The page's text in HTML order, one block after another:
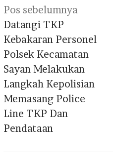
Navigasi
pos
Pos sebelumnya
Datangi TKP
Kebakaran Personel
Polsek Kecamatan
Sayan Melakukan
Langkah Kepolisian
Memasang Police
Line TKP Dan
Pendataan